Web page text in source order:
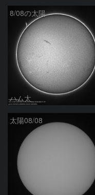
8/08の太陽
ハム太
太陽08/08